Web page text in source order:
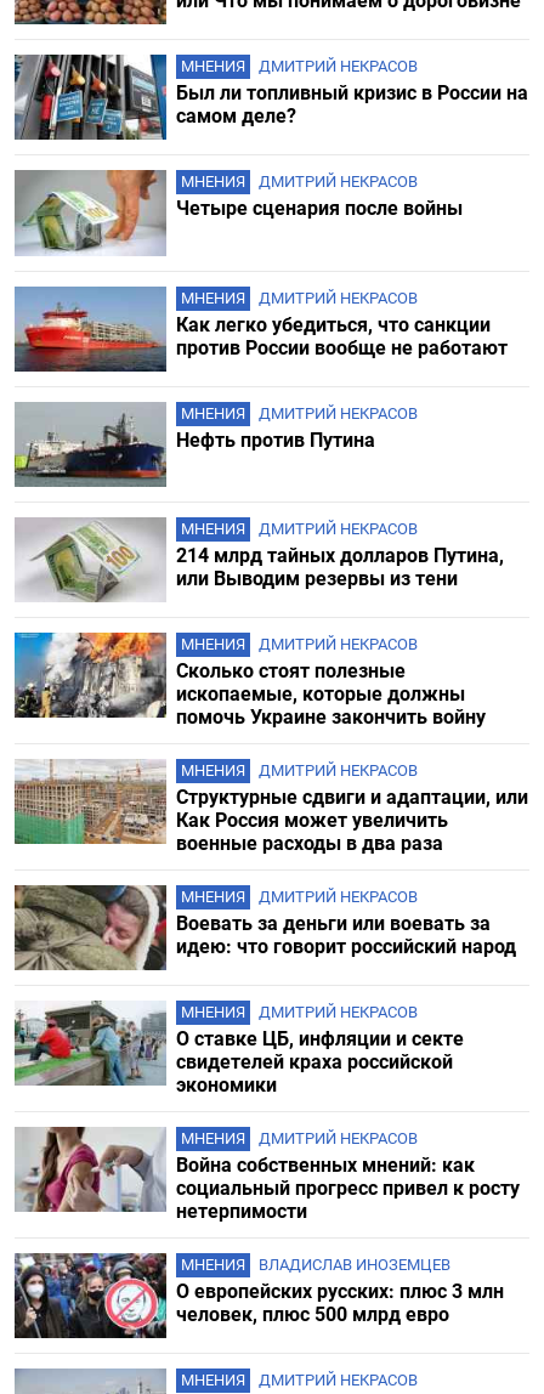
МНЕНИЯ ДМИТРИЙ НЕКРАСОВ
Был ли топливный кризис в России на
самом деле?
МНЕНИЯ ДМИТРИЙ НЕКРАСОВ
Четыре сценария после войны
МНЕНИЯ ДМИТРИЙ НЕКРАСОВ
Как легко убедиться, что санкции
против России вообще не работают
МНЕНИЯ ДМИТРИЙ НЕКРАСОВ
Нефть против Путина
МНЕНИЯ ДМИТРИЙ НЕКРАСОВ
214 млрд тайных долларов Путина,
или Выводим резервы из тени
МНЕНИЯ ДМИТРИЙ НЕКРАСОВ
Сколько стоят полезные
ископаемые, которые должны
помочь Украине закончить войну
МНЕНИЯ ДМИТРИЙ НЕКРАСОВ
Структурные сдвиги и адаптации, или
Как Россия может увеличить
военные расходы в два раза
МНЕНИЯ ДМИТРИЙ НЕКРАСОВ
Воевать за деньги или воевать за
идею: что говорит российский народ
МНЕНИЯ ДМИТРИЙ НЕКРАСОВ
О ставке ЦБ, инфляции и секте
свидетелей краха российской
экономики
МНЕНИЯ ДМИТРИЙ НЕКРАСОВ
Война собственных мнений: как
социальный прогресс привел к росту
нетерпимости
МНЕНИЯ ВЛАДИСЛАВ ИНОЗЕМЦЕВ
О европейских русских: плюс 3 млн
человек, плюс 500 млрд евро
МНЕНИЯ ДМИТРИЙ НЕКРАСОВ